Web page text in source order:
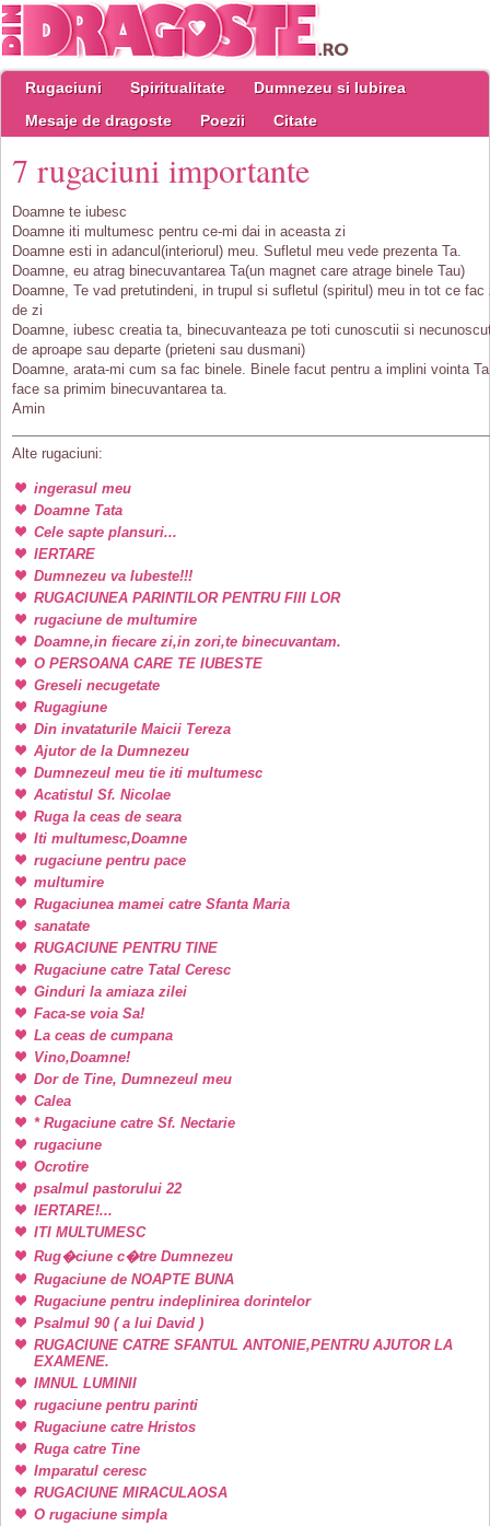
Rugaciuni Spiritualitate
Dumnezeu si Iubirea
Mesaje de dragoste
Poezii Citate
7 rugaciuni importante
Doamne te iubesc
Doamne iti multumesc pentru ce-mi dai in aceasta zi
Doamne esti in adancul(interiorul) meu. Sufletul meu vede prezenta Ta.
Doamne, eu atrag binecuvantarea Ta(un magnet care atrage binele Tau)
Doamne, Te vad pretutindeni, in trupul si sufletul (spiritul) meu in tot ce fac
de zi
Doamne, iubesc creatia ta, binecuvanteaza pe toti cunoscutii si
de aproape sau departe (prieteni sau dusmani)
Doamne, arata-mi cum sa fac binele. Binele facut pentru a implini vointa
face sa primim binecuvantarea ta.
Amin
Alte rugaciuni:
ingerasul meu
Doamne Tata
Cele sapte plansuri...
IERTARE
Dumnezeu va Iubeste!!!
RUGACIUNEA PARINTILOR PENTRU FIII LOR
rugaciune de multumire
Doamne,in fiecare zi,in zori,te binecuvantam.
O PERSOANA CARE TE IUBESTE
Greseli necugetate
Rugagiune
Din invataturile Maicii Tereza
Ajutor de la Dumnezeu
Dumnezeul meu tie iti multumesc
Acatistul Sf. Nicolae
Ruga la ceas de seara
Iti multumesc,Doamne
rugaciune pentru pace
multumire
Rugaciunea mamei catre Sfanta Maria
sanatate
RUGACIUNE PENTRU TINE
Rugaciune catre Tatal Ceresc
Ginduri la amiaza zilei
Faca-se voia Sa!
La ceas de cumpana
Vino,Doamne!
Dor de Tine, Dumnezeul meu
Calea
* Rugaciune catre Sf. Nectarie
rugaciune
Ocrotire
psalmul pastorului 22
IERTARE!...
ITI MULTUMESC
Rug�ciune c�tre Dumnezeu
Rugaciune de NOAPTE BUNA
Rugaciune pentru indeplinirea dorintelor
Psalmul 90 ( a lui David )
RUGACIUNE CATRE SFANTUL ANTONIE,PENTRU AJUTOR LA
EXAMENE.
IMNUL LUMINII
rugaciune pentru parinti
Rugaciune catre Hristos
Ruga catre Tine
Imparatul ceresc
RUGACIUNE MIRACULAOSA
O rugaciune simpla